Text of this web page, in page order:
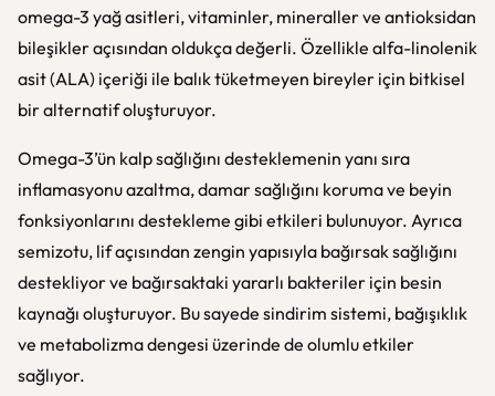
omega-3 yağ asitleri, vitaminler, mineraller ve antioksidan
bileşikler açısından oldukça değerli. Özellikle alfa-linolenik
asit (ALA) içeriği ile balık tüketmeyen bireyler için bitkisel
bir alternatif oluşturuyor.
Omega-3’ün kalp sağlığını desteklemenin yanı sıra
inflamasyonu azaltma, damar sağlığını koruma ve beyin
fonksiyonlarını destekleme gibi etkileri bulunuyor. Ayrıca
semizotu, lif açısından zengin yapısıyla bağırsak sağlığını
destekliyor ve bağırsaktaki yararlı bakteriler için besin
kaynağı oluşturuyor. Bu sayede sindirim sistemi, bağışıklık
ve metabolizma dengesi üzerinde de olumlu etkiler
sağlıyor.